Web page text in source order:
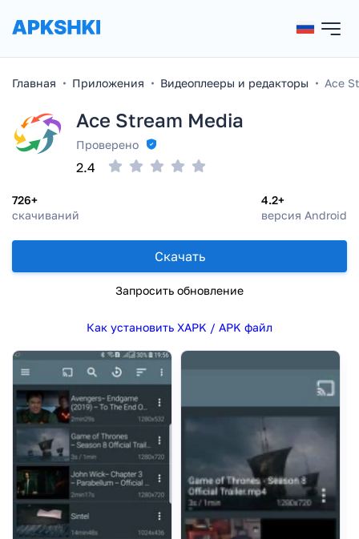
Главная Приложения Видеоплееры и редакторы Ace
Ace Stream Media
Проверено
726+
скачиваний
4.2+
версия Android
2.4
Скачать
Запросить обновление
Как установить XAPK / APK файл